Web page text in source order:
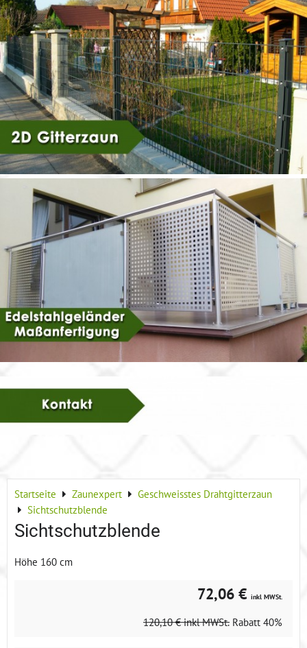
Startseite Zaunexpert
Geschweisstes Drahtgitterzaun
Sichtschutzblende
Sichtschutzblende
Höhe 160 cm
72,06 € inkl MWSt.
120,10 € inkl MWSt. Rabatt 40%